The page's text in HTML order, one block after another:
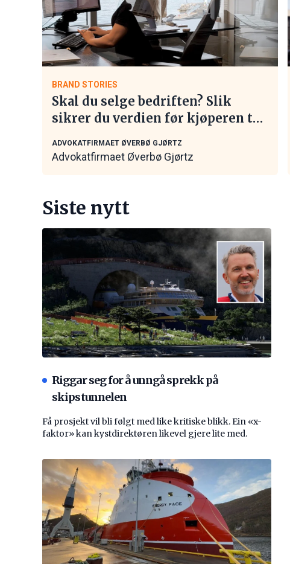
BRAND STORIES
Skal du selge bedriften? Slik
sikrer du verdien før kjøperen tar
ADVOKATFIRMAET ØVERBØ GJØRTZ
Advokatfirmaet Øverbø Gjørtz
Siste nytt
Riggar seg for å unngå sprekk på
skipstunnelen
Få prosjekt vil bli følgt med like kritiske blikk. Ein «x-
faktor» kan kystdirektøren likevel gjere lite med.